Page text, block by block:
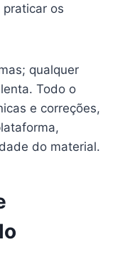
os
qualquer
Todo o
e correções,
do material.